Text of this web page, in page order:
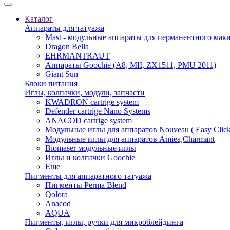
Каталог
Аппараты для татуажа
Mast - модульные аппараты для перманентного
Dragon Bella
EHRMANTRAUT
Аппараты Goochie (A8, MII, ZX1511, PMU 2011)
Giant Sun
Блоки питания
Иглы, колпачки, модули, запчасти
KWADRON cartrige system
Defender cartrige Nano Systems
ANACOD cartrige system
Модульные иглы для аппаратов Nouveau ( Easy
Модульные иглы для аппаратов Amiea,Charmant
Biomaser модульные иглы
Иглы и колпачки Goochie
Еще
Пигменты для аппаратного татуажа
Пигменты Perma Blend
Qolora
Anacod
AQUA
Пигменты, иглы, ручки для микроблейдинга